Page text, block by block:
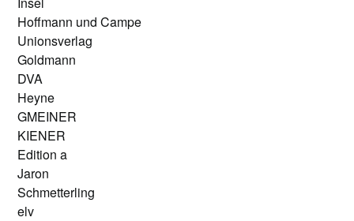
Hoffmann und Campe
Unionsverlag
Goldmann
DVA
Heyne
GMEINER
KIENER
Edition a
Jaron
Schmetterling
elv